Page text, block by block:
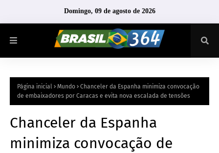
Domingo, 09 de agosto de 2026
Página inicial Mundo
Chanceler da Espanha minimiza convocação
de embaixadores por Caracas e evita nova escalada de tensões
Chanceler da Espanha
minimiza convocação de